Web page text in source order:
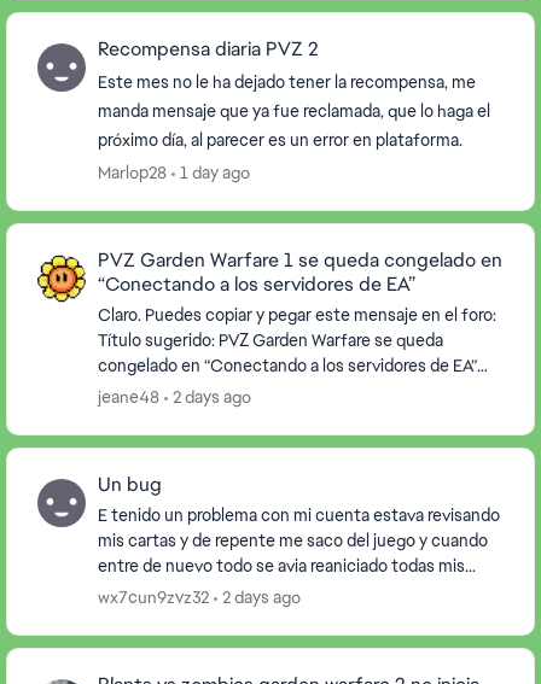
Recompensa diaria PVZ 2
Este mes no le ha dejado tener la recompensa, me
manda mensaje que ya fue reclamada, que lo haga el
próximo día, al parecer es un error en plataforma.
Marlop28
1 day ago
PVZ Garden Warfare 1 se queda congelado en
“Conectando a los servidores de EA”
Claro. Puedes copiar y pegar este mensaje en el foro:
Título sugerido: PVZ Garden Warfare se queda
congelado en “Conectando a los servidores de EA”
Buenas tardes. Estamos teniendo un problema con...
jeane48 2 days ago
Un bug
E tenido un problema con mi cuenta estava revisando
mis cartas y de repente me saco del juego y cuando
entre de nuevo todo se avia reaniciado todas mis
cartas y heroes avian desaparecido. Alguin podr...
wx7cun9zvz32 2 days ago